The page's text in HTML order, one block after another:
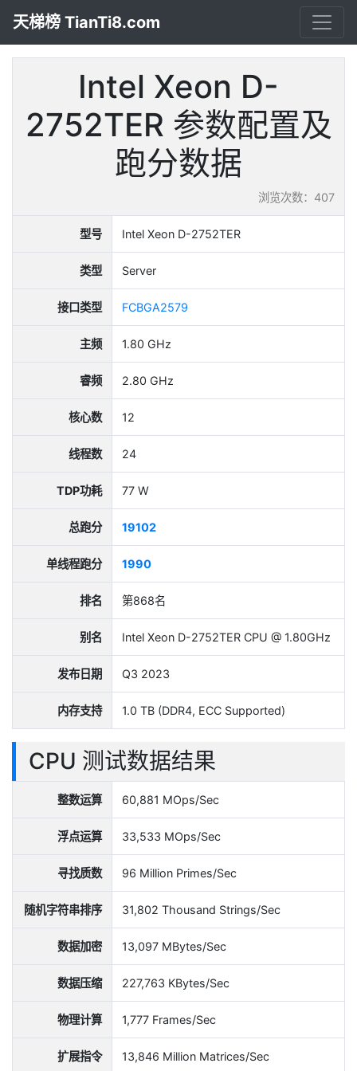
天梯榜 TianTi8.com
Intel Xeon D-
2752TER 参数配置及
跑分数据
浏览次数：407
型号 Intel Xeon D-2752TER
类型 Server
接口类型 FCBGA2579
主频 1.80 GHz
睿频 2.80 GHz
核心数 12
线程数 24
TDP功耗 77 W
总跑分 19102
单线程跑分 1990
排名 第868名
别名 Intel Xeon D-2752TER CPU @ 1.80GHz
发布日期 Q3 2023
内存支持 1.0 TB (DDR4, ECC Supported)
CPU 测试数据结果
整数运算 60,881 MOps/Sec
浮点运算 33,533 MOps/Sec
寻找质数 96 Million Primes/Sec
随机字符串排序 31,802 Thousand Strings/Sec
数据加密 13,097 MBytes/Sec
数据压缩 227,763 KBytes/Sec
物理计算 1,777 Frames/Sec
扩展指令 13,846 Million Matrices/Sec